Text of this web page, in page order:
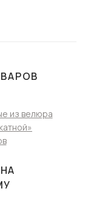
из велюра